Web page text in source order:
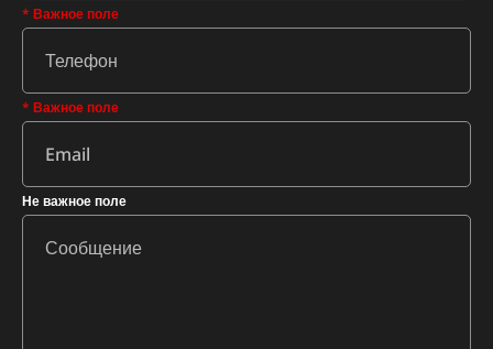
* Важное поле
* Важное поле
Не важное поле